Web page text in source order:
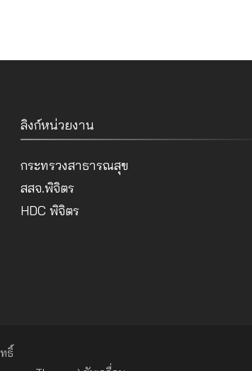
ลิงก์หน่วยงาน
กระทรวงสาธารณสุข
สสจ.พิจิตร
HDC พิจิตร
ธิ์